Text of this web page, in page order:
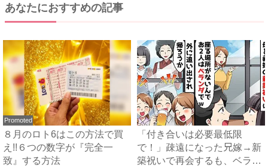
あなたにおすすめの記事
Promoted
８月のロト6はこの方法で買
え!!６つの数字が『完全一
致』する方法
「付き合いは必要最低限
で！」疎遠になった兄嫁→新
築祝いで再会するも、ベラン